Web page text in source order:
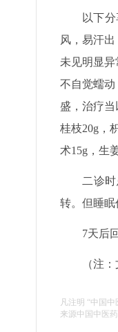
以下
风，易汗
未见明显
不自觉蠕
盛，治疗
桂枝20g，
术15g，生
二诊
转。但睡眠
7天后
（注
凡注明 “中国
来源中国中医